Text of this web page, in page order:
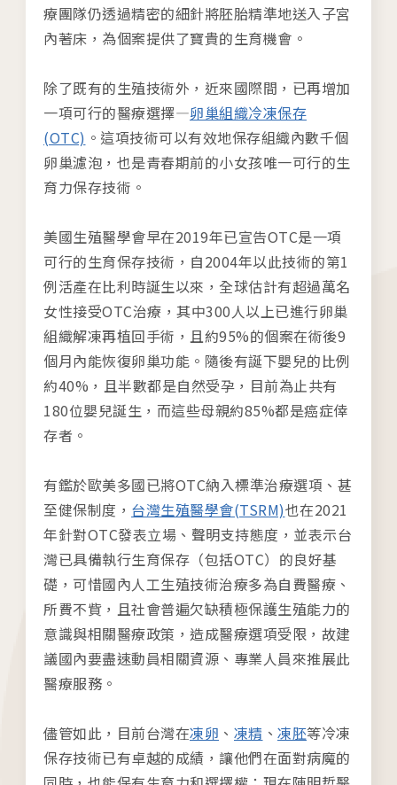
療團隊仍透過精密的細針將胚胎精準地送入子宮
內著床，為個案提供了寶貴的生育機會。
除了既有的生殖技術外，近來國際間，已再增加
一項可行的醫療選擇—卵巢組織冷凍保存
(OTC) 。這項技術可以有效地保存組織內數千個
卵巢濾泡，也是青春期前的小女孩唯一可行的生
育力保存技術。
美國生殖醫學會早在2019年已宣告OTC是一項
可行的生育保存技術，自2004年以此技術的第1
例活產在比利時誕生以來，全球估計有超過萬名
女性接受OTC治療，其中300人以上已進行卵巢
組織解凍再植回手術，且約95%的個案在術後9
個月內能恢復卵巢功能。隨後有誕下嬰兒的比例
約40%，且半數都是自然受孕，目前為止共有
180位嬰兒誕生，而這些母親約85%都是癌症倖
存者。
有鑑於歐美多國已將OTC納入標準治療選項、甚
至健保制度， 台灣生殖醫學會(TSRM)也在2021
年針對OTC發表立場、聲明支持態度，並表示台
灣已具備執行生育保存（包括OTC）的良好基
礎，可惜國內人工生殖技術治療多為自費醫療、
所費不貲，且社會普遍欠缺積極保護生殖能力的
意識與相關醫療政策，造成醫療選項受限，故建
議國內要盡速動員相關資源、專業人員來推展此
醫療服務。
儘管如此，目前台灣在凍卵 、 凍精 、 凍胚等冷凍
保存技術已有卓越的成績，讓他們在面對病魔的